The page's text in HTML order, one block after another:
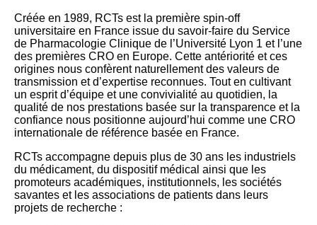
Créée en 1989, RCTs est la première spin-off
universitaire en France issue du savoir-faire du Service
de Pharmacologie Clinique de l’Université Lyon 1 et l’une
des premières CRO en Europe. Cette antériorité et ces
origines nous confèrent naturellement des valeurs de
transmission et d’expertise reconnues. Tout en cultivant
un esprit d’équipe et une convivialité au quotidien, la
qualité de nos prestations basée sur la transparence et la
confiance nous positionne aujourd’hui comme une CRO
internationale de référence basée en France.
RCTs accompagne depuis plus de 30 ans les industriels
du médicament, du dispositif médical ainsi que les
promoteurs académiques, institutionnels, les sociétés
savantes et les associations de patients dans leurs
projets de recherche :